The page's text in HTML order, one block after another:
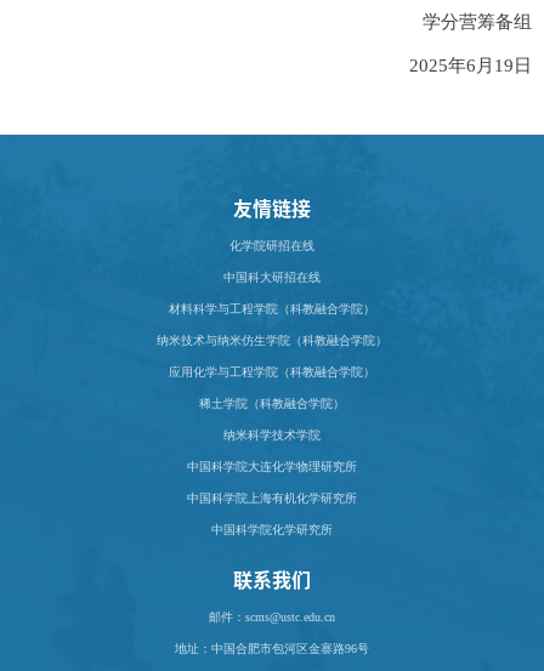
学分营筹备组
2025年6 月 19 日
友情链接
化学院研招在线
中国科大研招在线
材料科学与工程学院（科教融合学院）
纳米技术与纳米仿生学院（科教融合学院）
应用化学与工程学院（科教融合学院）
稀土学院（科教融合学院）
纳米科学技术学院
中国科学院大连化学物理研究所
中国科学院上海有机化学研究所
中国科学院化学研究所
联系我们
邮件：scms@ustc.edu.cn
地址： 中国合肥市包河区金寨路96号